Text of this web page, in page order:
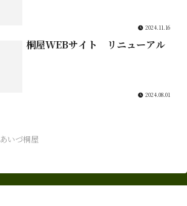
2024.11.16
桐屋WEBサイト リニューアル
2024.08.01
あいづ桐屋